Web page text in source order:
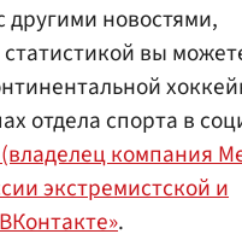
другими новостями,
вы
отдела спорта в
компания
экстремистской и
.